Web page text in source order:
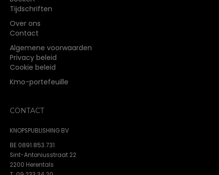
Tijdschriften
Over ons
Contact
Algemene voorwaarden
Privacy beleid
Cookie beleid
Kmo-portefeuille
CONTACT
KNOPSPUBLISHING BV
BE 0891.853.731
Sint-Antoniusstraat 22
2200 Herentals